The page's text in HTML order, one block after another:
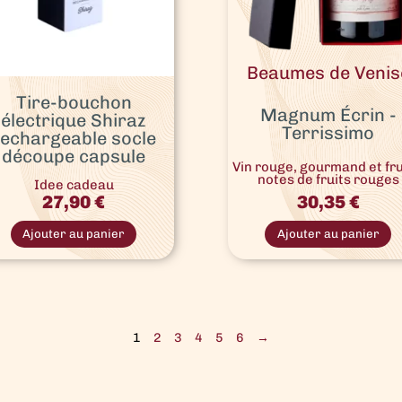
Tire-bouchon
électrique Shiraz
socle
découpe capsule
Idee cadeau
27,90€
Ajouter au panier
Beaumes de
Magnum Écrin -
Terrissimo
Vin rouge, gourmand et
notes de fruits rouges
30,35€
Ajouter au panier
1 2 3 4 5 6 →